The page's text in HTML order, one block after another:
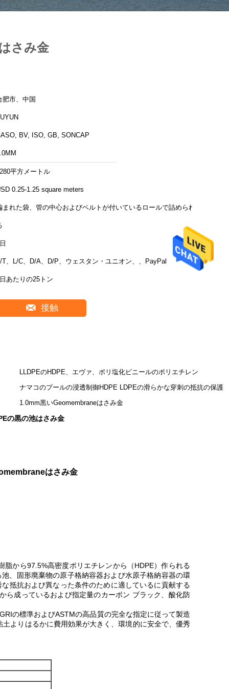
さみ金
肥市、中国
BV, ISO, GB, SONCAP
平方メートル
0.25-1.25 square meters
まれた袋、管の中心およびベルトが付いているロールで詰められ
T、L/C、D/A、D/P、ウェスタン・ユニオン、、PayPal
あたりの25トン
接触
LLDPEのHDPE、エヴァ、ポリ塩化ビニールのポリエチレン
ナマコのプールの浸透制御HDPE LDPEの滑らかな穿刺の抵抗の保護
1.0mm黒いGeomembraneはさみ金
の黒の池はさみ金
はさみ金
から97.5%高密度ポリエチレンから（HDPE）作られる
、固形廃棄物の原子格納容器および水原子格納容器の環
抵抗および異なった条件のために適しているに貢献する
ら成っているおよび指定量のカーボン ブラック、酸化防
の標準およびASTMの高品質の完全な指定に従って製造
よりはるかに費用効果が大きく、環境的に安全で、優秀